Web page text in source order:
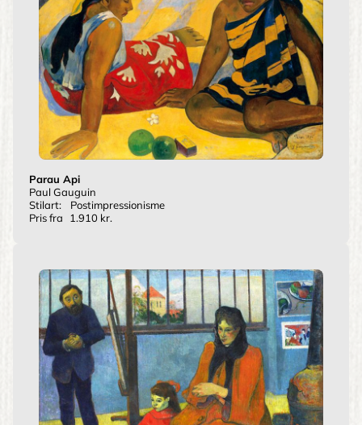
Parau Api
Paul Gauguin
Stilart:
Postimpressionisme
Pris fra
1.910 kr.